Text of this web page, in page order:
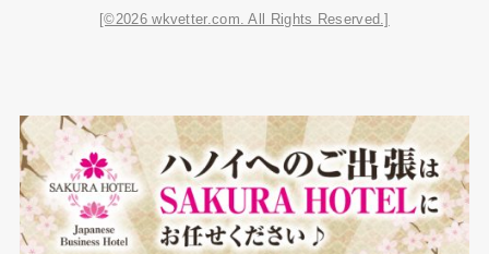
[©2026 wkvetter.com. All Rights Reserved.]